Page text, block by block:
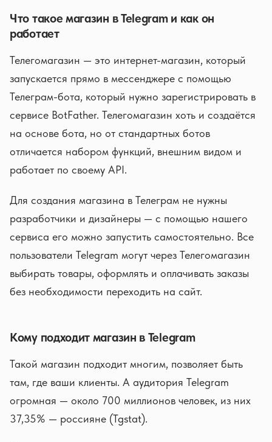
Что такое магазин в Telegram и как он
работает
Телегомагазин — это интернет-магазин, который
запускается прямо в мессенджере с помощью
Телеграм-бота, который нужно зарегистрировать в
сервисе BotFather. Телегомагазин хоть и создаётся
на основе бота, но от стандартных ботов
отличается набором функций, внешним видом и
работает по своему API.
Для создания магазина в Телеграм не нужны
разработчики и дизайнеры — с помощью нашего
сервиса его можно запустить самостоятельно. Все
пользователи Telegram могут через Телегомагазин
выбирать товары, оформлять и оплачивать заказы
без необходимости переходить на сайт.
Кому подходит магазин в Telegram
Такой магазин подходит многим, позволяет быть
там, где ваши клиенты. А аудитория Telegram
огромная — около 700 миллионов человек, из них
37,35% — россияне (Tgstat).